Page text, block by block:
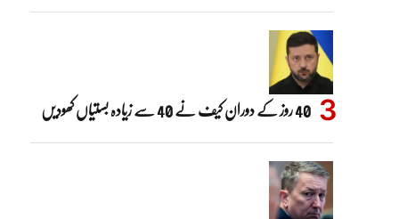
40 روز کے دوران کیف نے 40 سے زیادہ بستیاں کھودیں